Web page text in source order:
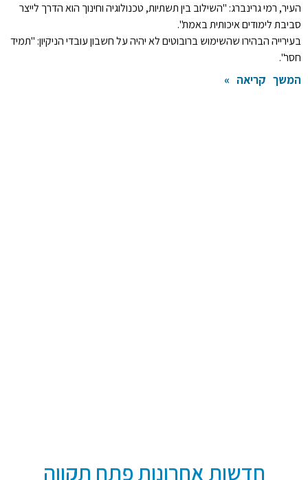
העיר, רמי גרינברג: "השילוב בין תשתיות, טכנולוגיה וחינוך הוא הדרך לייצר
סביבת לימודים איכותית באמת".
בעירייה הבהירו שהשימוש ברובוטים לא יהיה על חשבון עובדי הניקיון: "תמיד
חסר".
המשך קריאה »
חדשות אחרונות פתח תקווה